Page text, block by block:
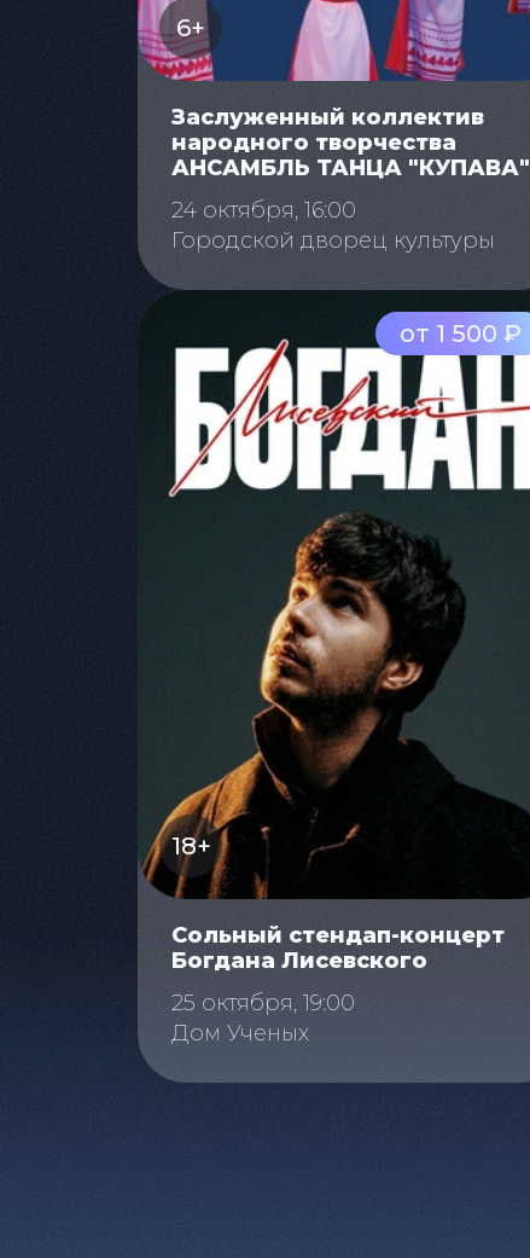
6+
Заслуженный коллектив
народного творчества
АНСАМБЛЬ ТАНЦА "КУПАВА"
24 октября, 16:00
Городской дворец культуры
от 1 500 ₽
18+
Сольный стендап-концерт
Богдана Лисевского
25 октября, 19:00
Дом Ученых